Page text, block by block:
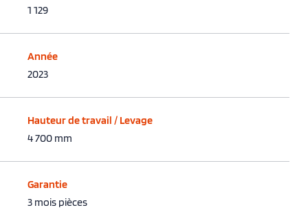
1 129
Année
2023
Hauteur de travail / Levage
4 700 mm
Garantie
3 mois pièces